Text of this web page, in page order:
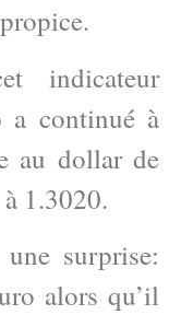
indicateur
a continué à
au dollar de
1.3020.
une surprise:
alors qu’il